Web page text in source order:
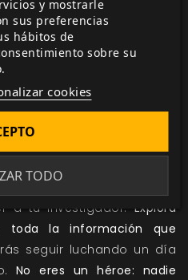
opciones que tiene tu
lucha debería ser la última
es un juego que tenga
cara al peligro de frente y
a tu investigador. Explora
toda la información que
seguir luchando un día
No eres un héroe: nadie
y mostrarle
sus preferencias
hábitos de
sobre su
cookies
TODO